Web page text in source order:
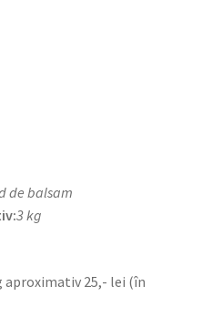
de balsam
3 kg
aproximativ 25,- lei (în